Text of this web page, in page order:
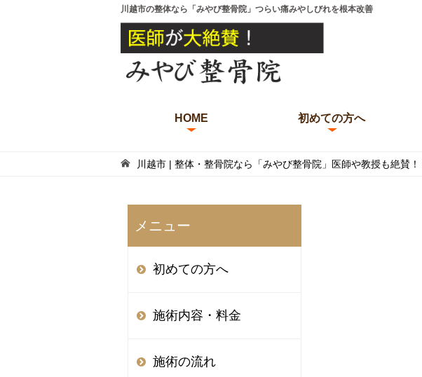
川越市の整体なら「みやび整骨院」つらい痛みやしびれを根本改善
HOME 初めての方へ
川越市 | 整体・整骨院なら「みやび整骨院」医師や教授も絶賛！
メニュー
初めての方へ
施術内容・料金
施術の流れ